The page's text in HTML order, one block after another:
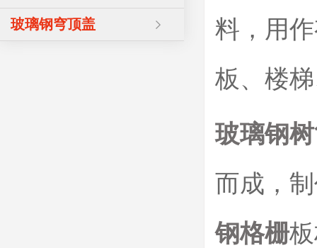
玻璃钢穹顶盖
料，用
板、楼
玻璃钢
而成，
钢格栅